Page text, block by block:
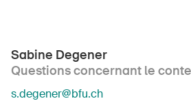
Sabine Degener
Questions concernant le
s.degener@bfu.ch